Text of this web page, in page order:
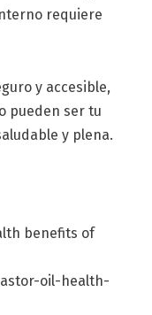
requiere
y accesible,
pueden ser tu
y plena.
benefits of
oil-health-